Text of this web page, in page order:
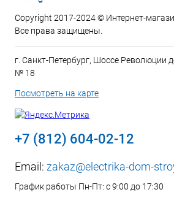
Copyright 2017-2024 © Интернет-
Все права защищены.
г. Санкт-Петербург, Шоссе Революции
№ 18
Посмотреть на карте
+7 (812) 604-02-12
Email: zakaz@electrika-dom-
График работы Пн-Пт: с 9:00 до 17:30